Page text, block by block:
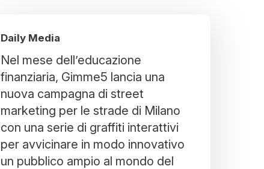
Daily Media
Nel mese dell’educazione
finanziaria, Gimme5 lancia una
nuova campagna di street
marketing per le strade di Milano
con una serie di graffiti interattivi
per avvicinare in modo innovativo
un pubblico ampio al mondo del